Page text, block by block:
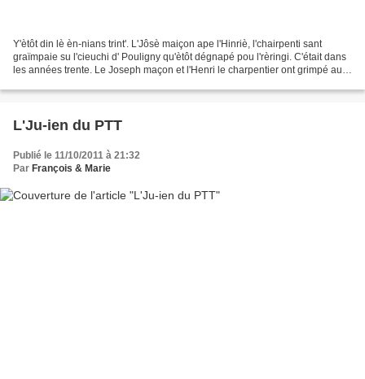
Y'ètôt din lè èn-nians trint'. L'Jôsè maiçon ape l'Hinriè, l'chairpenti sant
graïmpaie su l'cieuchi d' Pouligny qu'ètôt dégnapé pou l'rèringi. C'était dans
les années trente. Le Joseph maçon et l'Henri le charpentier ont grimpé au
L'Ju-ien du PTT
Publié le 11/10/2011 à 21:32
Par François & Marie